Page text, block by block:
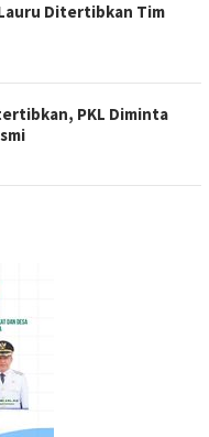
Ditertibkan Tim
PKL Diminta